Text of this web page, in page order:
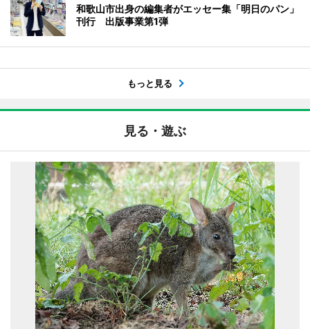
和歌山市出身の編集者がエッセー集「明日のパン」
刊行 出版事業第1弾
もっと見る
見る・遊ぶ